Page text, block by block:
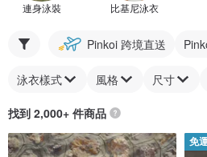
連身泳裝 比基尼泳衣
Pinkoi 跨境直送
泳衣樣式 風格 尺寸
找到 2,000+ 件商品
免